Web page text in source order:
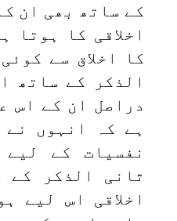
کے ساتھ بھی ان
اخلاقی کا ہوتا
کا اخلاق سے
الذکر کے ساتھ
دراصل ان کے اس
ہے کہ انہوں نے
نفسیات کے
ثانی الذکر
اخلاقی اس لیے